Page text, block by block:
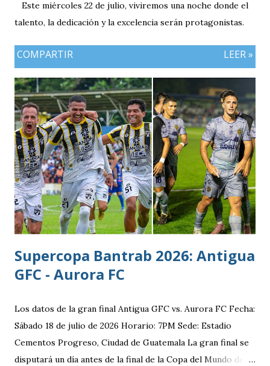
Este miércoles 22 de julio, viviremos una noche donde el
talento, la dedicación y la excelencia serán protagonistas.
COMPARTIR LEER »
Supercopa Bantrab 2026: Antigua
GFC - Aurora FC
Los datos de la gran final Antigua GFC vs. Aurora FC Fecha:
Sábado 18 de julio de 2026 Horario: 7PM Sede: Estadio
Cementos Progreso, Ciudad de Guatemala La gran final se
disputará un día antes de la final de la Copa del Mundo de la